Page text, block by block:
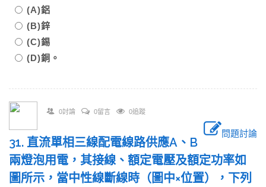
(A)鋁
(B)鋅
(C)錫
(D)銅。
0討論 0留言 0追蹤
問題討論
31. 直流單相三線配電線路供應A、B
兩燈泡用電，其接線、額定電壓及額定功率如
圖所示，當中性線斷線時（圖中×位置），下列